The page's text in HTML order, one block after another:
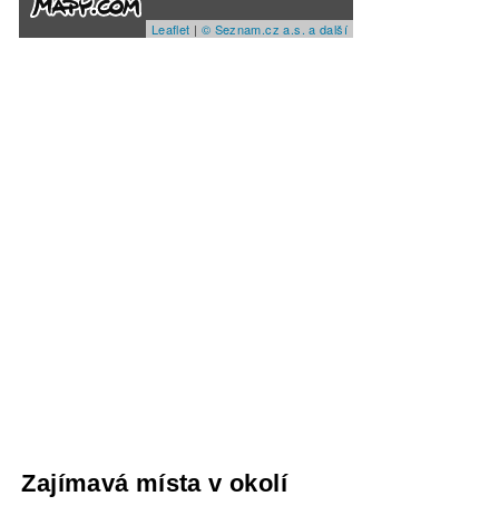
Leaflet | © Seznam.cz a.s. a další
Zajímavá místa v okolí